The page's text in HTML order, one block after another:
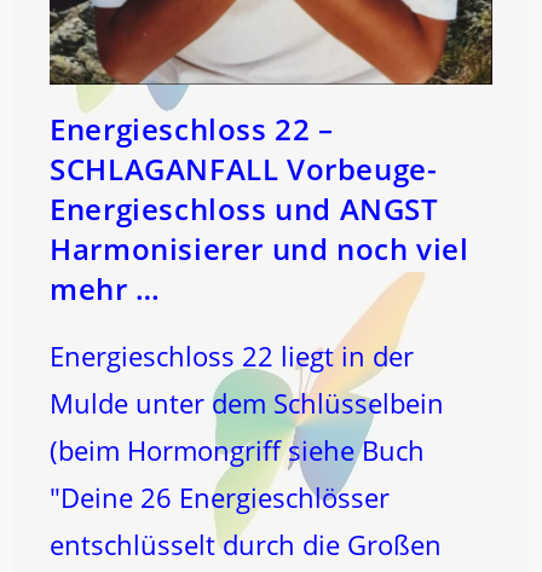
Energieschloss 22 –
SCHLAGANFALL Vorbeuge-
Energieschloss und ANGST
Harmonisierer und noch viel
mehr …
Energieschloss 22 liegt in der
Mulde unter dem Schlüsselbein
(beim Hormongriff siehe Buch
"Deine 26 Energieschlösser
entschlüsselt durch die Großen